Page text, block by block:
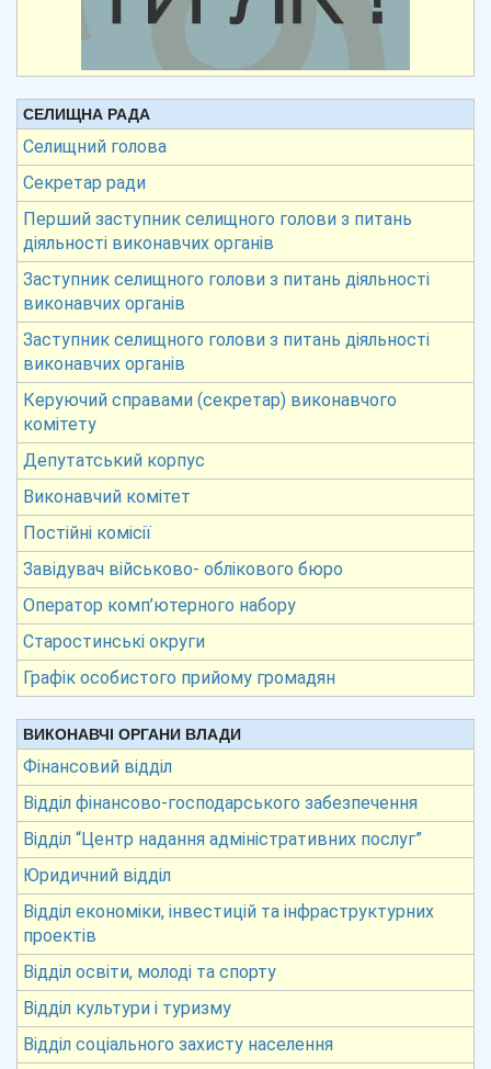
СЕЛИЩНА РАДА
Селищний голова
Секретар ради
Перший заступник селищного голови з питань
діяльності виконавчих органів
Заступник селищного голови з питань діяльності
виконавчих органів
Заступник селищного голови з питань діяльності
виконавчих органів
Керуючий справами (секретар) виконавчого
комітету
Депутатський корпус
Виконавчий комітет
Постійні комісії
Завідувач військово- облікового бюро
Оператор комп’ютерного набору
Старостинські округи
Графік особистого прийому громадян
ВИКОНАВЧІ ОРГАНИ ВЛАДИ
Фінансовий відділ
Відділ фінансово-господарського забезпечення
Відділ “Центр надання адміністративних послуг”
Юридичний відділ
Відділ економіки, інвестицій та інфраструктурних
проектів
Відділ освіти, молоді та спорту
Відділ культури і туризму
Відділ соціального захисту населення